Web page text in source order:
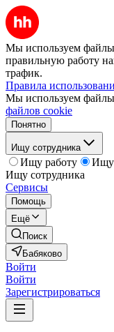
Мы используем файлы
правильную работу
трафик.
Правила
Мы используем
файлов cookie
Понятно
Ищу сотрудника
Ищу работу
Ищу
Ищу сотрудника
Сервисы
Помощь
Ещё
Поиск
Бабяково
Войти
Войти
Зарегистрироваться